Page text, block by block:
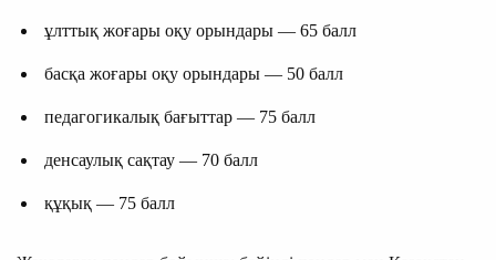
ұлттық жоғары оқу орындары — 65 балл
басқа жоғары оқу орындары — 50 балл
педагогикалық бағыттар — 75 балл
денсаулық сақтау — 70 балл
құқық — 75 балл